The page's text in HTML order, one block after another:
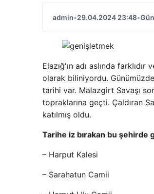
admin•29.04.2024 23:48•
Elazığ'ın adı aslında
olarak biliniyordu. Günümüzde
tarihi var. Malazgirt Savaşı
topraklarına geçti. Çaldıran
katılmış oldu.
Tarihe iz bırakan bu şehirde
– Harput Kalesi
– Sarahatun Camii